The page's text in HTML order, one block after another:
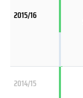
2015/16
2014/15